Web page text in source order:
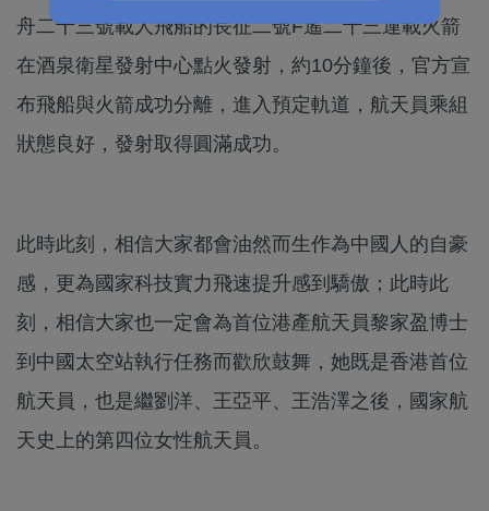
舟二十三號載人飛船的長征二號F遙二十三運載火箭
在酒泉衛星發射中心點火發射，約10分鐘後，官方宣
布飛船與火箭成功分離，進入預定軌道，航天員乘組
狀態良好，發射取得圓滿成功。
此時此刻，相信大家都會油然而生作為中國人的自豪
感，更為國家科技實力飛速提升感到驕傲；此時此
刻，相信大家也一定會為首位港產航天員黎家盈博士
到中國太空站執行任務而歡欣鼓舞，她既是香港首位
航天員，也是繼劉洋、王亞平、王浩澤之後，國家航
天史上的第四位女性航天員。